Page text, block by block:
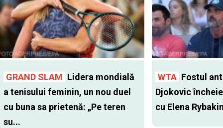
GRAND SLAM Lidera mondială
a tenisului feminin, un nou duel
cu buna sa prietenă: „Pe teren
su...
WTA Fostul
Djokovic
cu Elena